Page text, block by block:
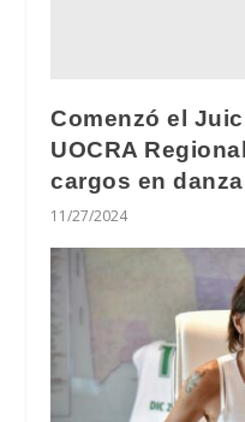
Comenzó el
UOCRA
cargos en
11/27/2024